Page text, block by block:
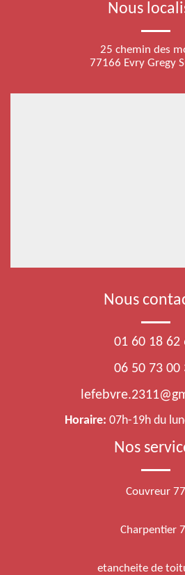
Nous
25 chemin des
77166 Evry Gregy
Nous
01 60 18 62
06 50 73 00
Horaire: 07h-19h du
Nos
Couvreur 77
Charpentier
etancheite de